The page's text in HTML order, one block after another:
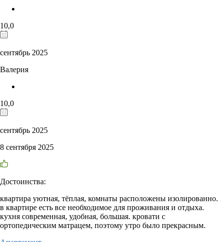
10,0
сентябрь 2025
Валерия
10,0
сентябрь 2025
8 сентября 2025
Достоинства:
квартира уютная, тёплая, комнаты расположены изолированно.
в квартире есть все необходимое для проживания и отдыха.
кухня современная, удобная, большая. кровати с
ортопедическим матрацем, поэтому утро было прекрасным.